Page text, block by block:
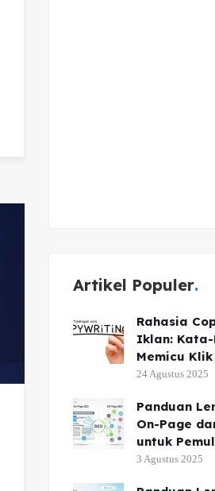
Artikel Populer
Rahasia
Iklan:
Memicu Klik
24 Agustus 2025
Panduan
On-Page
untuk
3 Agustus 2025